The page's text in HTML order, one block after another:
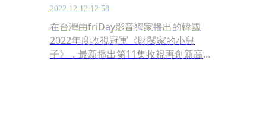
2022.12.12 12:58
在台灣由friDay影音獨家播出的韓國
2022年度收視冠軍《財閥家的小兒
子》，最新播出第11集收視再創新高，